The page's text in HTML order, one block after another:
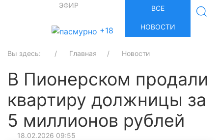
ЭФИР
+18
ВСЕ
НОВОСТИ
Вы здесь: Главная Новости
В Пионерском продали
квартиру должницы за
5 миллионов рублей
18.02.2026 09:55